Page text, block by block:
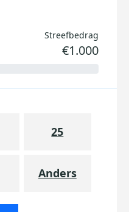
Streefbedrag
€1.000
25
Anders